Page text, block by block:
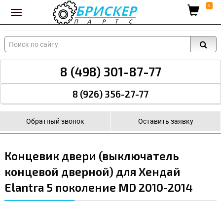
Вход для поставщиков 0
8 (498) 301-87-77
8 (926) 356-27-77
Обратный звонок Оставить заявку
Концевик двери (выключатель
концевой дверной) для Хендай
Elantra 5 поколение MD 2010-2014